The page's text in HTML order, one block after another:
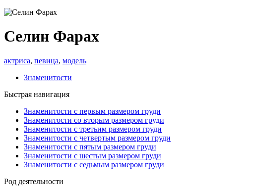
Селин Фарах
актриса, певица, модель
Знаменитости
Быстрая навигация
Знаменитости с первым размером груди
Знаменитости со вторым размером груди
Знаменитости с третьим размером груди
Знаменитости с четвертым размером груди
Знаменитости с пятым размером груди
Знаменитости с шестым размером груди
Знаменитости с седьмым размером груди
Род деятельности